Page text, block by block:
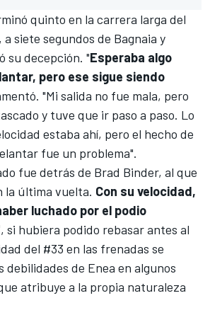
quinto en la carrera larga del
, a siete segundos de Bagnaia y
su decepción. "Esperaba algo
pero ese sigue siendo
"Mi salida no fue mala, pero
y tuve que ir paso a paso. Lo
estaba ahí, pero el hecho de
fue un problema".
fue detrás de Brad Binder, al que
la última vuelta. Con su velocidad,
luchado por el podio
, si hubiera podido rebasar antes al
del #33 en las frenadas se
debilidades de Enea en algunos
atribuye a la propia naturaleza